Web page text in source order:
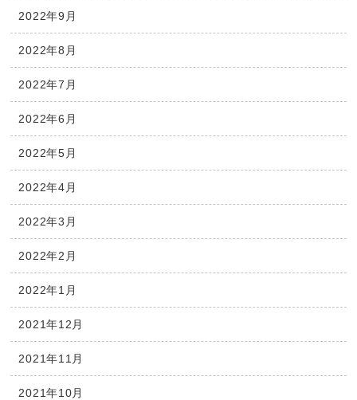
2022年9月
2022年8月
2022年7月
2022年6月
2022年5月
2022年4月
2022年3月
2022年2月
2022年1月
2021年12月
2021年11月
2021年10月